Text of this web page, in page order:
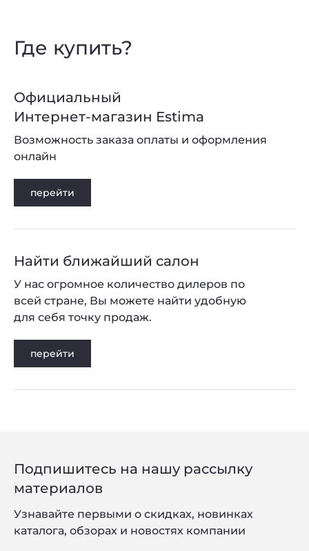
Где купить?
Официальный
Интернет-магазин Estima
перейти
Возможность заказа оплаты и оформления
онлайн
Найти ближайший салон
перейти
У нас огромное количество дилеров по
всей стране, Вы можете найти удобную
для себя точку продаж.
Подпишитесь на нашу рассылку
материалов
Узнавайте первыми о скидках, новинках
каталога, обзорах и новостях компании